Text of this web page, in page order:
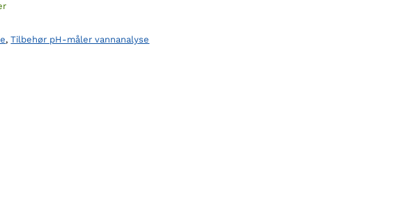
,Tilbehør pH-måler vannanalyse